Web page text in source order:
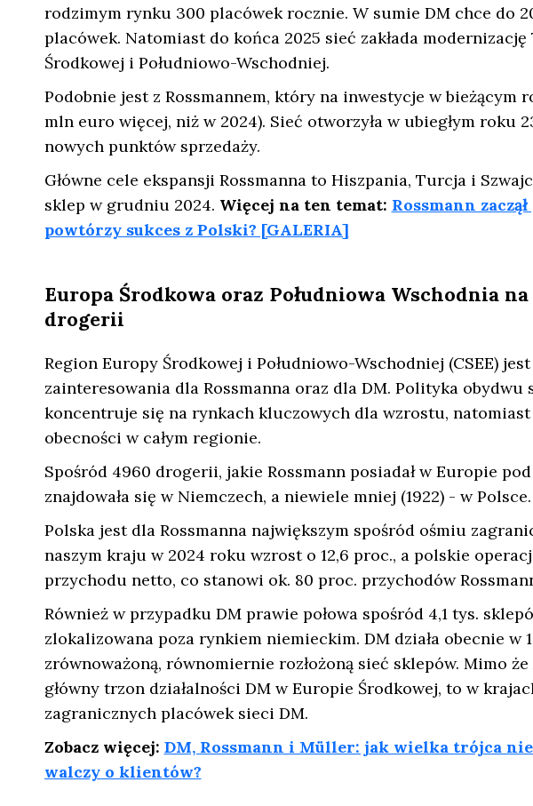
rodzimym rynku 300 placówek rocznie. W sumie DM chce do
placówek. Natomiast do końca 2025 sieć zakłada
Środkowej i Południowo-Wschodniej.
Podobnie jest z Rossmannem, który na inwestycje w bieżącym
mln euro więcej, niż w 2024). Sieć otworzyła w ubiegłym roku
nowych punktów sprzedaży.
Główne cele ekspansji Rossmanna to Hiszpania, Turcja i
sklep w grudniu 2024. Więcej na ten temat: Rossmann
powtórzy sukces z Polski? [GALERIA]
Europa Środkowa oraz Południowa Wschodnia
drogerii
Region Europy Środkowej i Południowo-Wschodniej (CSEE)
zainteresowania dla Rossmanna oraz dla DM. Polityka obydwu
koncentruje się na rynkach kluczowych dla wzrostu, natomiast
obecności w całym regionie.
Spośród 4960 drogerii, jakie Rossmann posiadał w Europie
znajdowała się w Niemczech, a niewiele mniej (1922) - w Polsce.
Polska jest dla Rossmanna największym spośród ośmiu
naszym kraju w 2024 roku wzrost o 12,6 proc., a polskie
przychodu netto, co stanowi ok. 80 proc. przychodów
Również w przypadku DM prawie połowa spośród 4,1 tys.
zlokalizowana poza rynkiem niemieckim. DM działa obecnie w
zrównoważoną, równomiernie rozłożoną sieć sklepów. Mimo
główny trzon działalności DM w Europie Środkowej, to w
zagranicznych placówek sieci DM.
Zobacz więcej: DM, Rossmann i Müller: jak wielka trójca
walczy o klientów?